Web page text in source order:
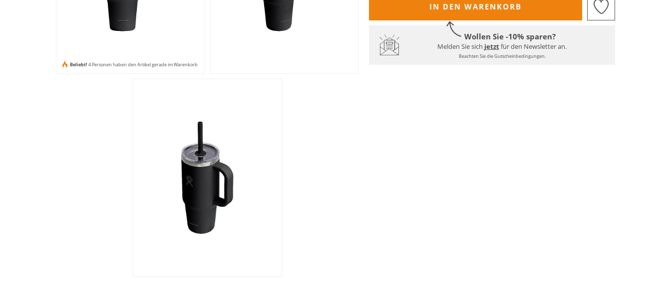
Beliebt! 4 Personen haben den Artikel gerade im Warenkorb
IN DEN WARENKORB
Wollen Sie -10% sparen?
Melden Sie sich jetztfür den Newsletter an.
Beachten Sie die Gutscheinbedingungen.